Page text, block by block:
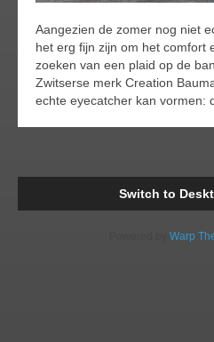
Aangezien de zomer nog niet
het erg fijn zijn om het comfort
zoeken van een plaid op de
Zwitserse merk Creation
echte eyecatcher kan vormen:
Switch to
Warp